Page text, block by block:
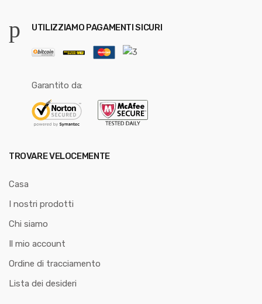
UTILIZZIAMO PAGAMENTI SICURI
Garantito da:
TROVARE VELOCEMENTE
Casa
I nostri prodotti
Chi siamo
Il mio account
Ordine di tracciamento
Lista dei desideri